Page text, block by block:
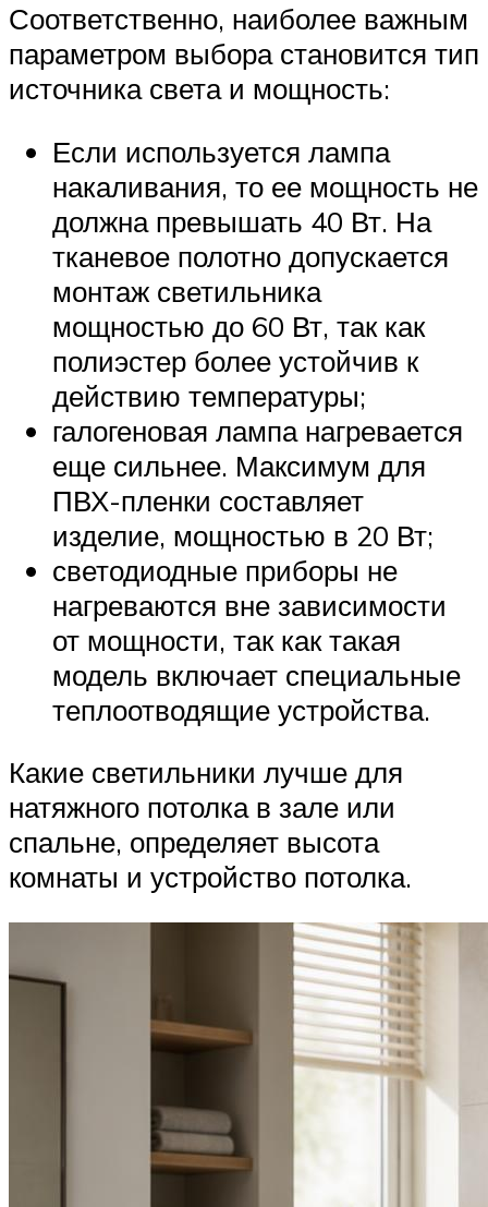
Соответственно, наиболее важным
параметром выбора становится тип
источника света и мощность:
Если используется лампа
накаливания, то ее мощность не
должна превышать 40 Вт. На
тканевое полотно допускается
монтаж светильника
мощностью до 60 Вт, так как
полиэстер более устойчив к
действию температуры;
галогеновая лампа нагревается
еще сильнее. Максимум для
ПВХ-пленки составляет
изделие, мощностью в 20 Вт;
светодиодные приборы не
нагреваются вне зависимости
от мощности, так как такая
модель включает специальные
теплоотводящие устройства.
Какие светильники лучше для
натяжного потолка в зале или
спальне, определяет высота
комнаты и устройство потолка.